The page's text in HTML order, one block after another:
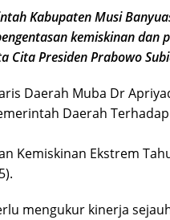
Kabupaten Musi
kemiskinan dan
Cita Presiden Prabowo
Daerah Muba Dr
Daerah
Kemiskinan Ekstrem
mengukur kinerja